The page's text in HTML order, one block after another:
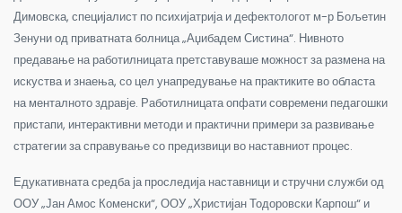
Димовска, специјалист по психијатрија и дефектологот м-р Бољетин
Зенуни од приватната болница „Аџибадем Систина“. Нивното
предавање на работилницата претставуваше можност за размена на
искуства и знаења, со цел унапредување на практиките во областа
на менталното здравје. Работилницата опфати современи педагошки
пристапи, интерактивни методи и практични примери за развивање
стратегии за справување со предизвици во наставниот процес.
Едукативната средба ја проследија наставници и стручни служби од
ООУ „Јан Амос Коменски“, ООУ „Христијан Тодоровски Карпош“ и